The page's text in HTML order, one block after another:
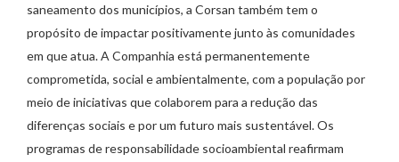
saneamento dos municípios, a Corsan também tem o
propósito de impactar positivamente junto às comunidades
em que atua. A Companhia está permanentemente
comprometida, social e ambientalmente, com a população por
meio de iniciativas que colaborem para a redução das
diferenças sociais e por um futuro mais sustentável. Os
programas de responsabilidade socioambiental reafirmam